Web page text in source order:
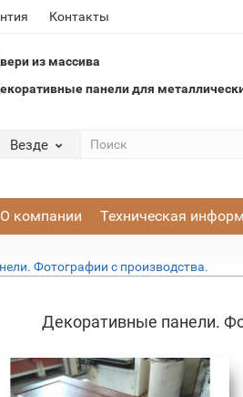
Контакты
из массива
панели для
Везде
О компании Техническая
Фотографии с производства.
Декоративные панели.